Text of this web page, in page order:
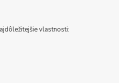
vlastnosti: